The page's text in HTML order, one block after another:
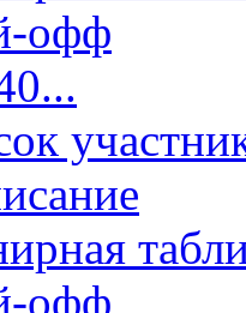
офф
офф